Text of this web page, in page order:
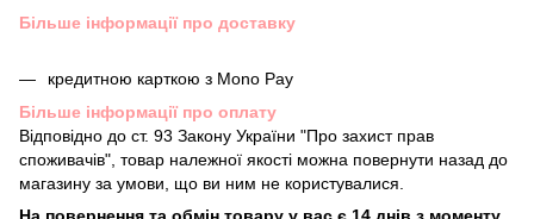
Більше інформації про доставку
кредитною карткою з Mono Pay
Більше інформації про оплату
Відповідно до ст. 93 Закону України "Про захист прав
споживачів", товар належної якості можна повернути назад до
магазину за умови, що ви ним не користувалися.